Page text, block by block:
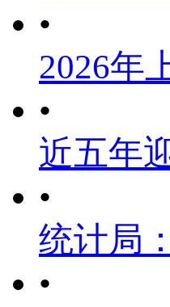
•
2026年
•
近五年
•
统计局
•